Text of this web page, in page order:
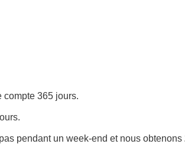
365 jours.
pendant un week-end et nous obtenons